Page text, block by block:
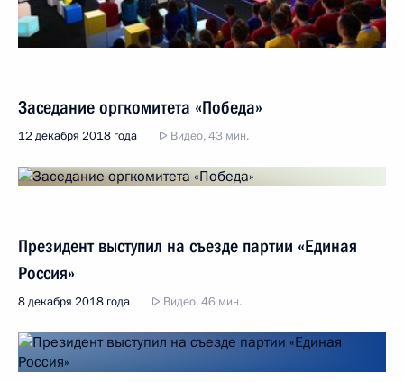
Заседание оргкомитета «Победа»
12 декабря 2018 года Видео, 43 мин.
Президент выступил на съезде партии «Единая
Россия»
8 декабря 2018 года Видео, 46 мин.